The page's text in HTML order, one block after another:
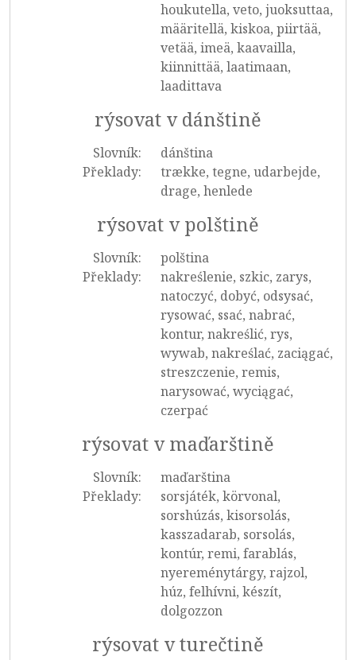
houkutella, veto, juoksuttaa,
määritellä, kiskoa, piirtää,
vetää, imeä, kaavailla,
kiinnittää, laatimaan,
laadittava
rýsovat v dánštině
Slovník:
dánština
Překlady:
trække, tegne, udarbejde,
drage, henlede
rýsovat v polštině
Slovník:
polština
Překlady:
nakreślenie, szkic, zarys,
natoczyć, dobyć, odsysać,
rysować, ssać, nabrać,
kontur, nakreślić, rys,
wywab, nakreślać, zaciągać,
streszczenie, remis,
narysować, wyciągać,
czerpać
rýsovat v maďarštině
Slovník:
maďarština
Překlady:
sorsjáték, körvonal,
sorshúzás, kisorsolás,
kasszadarab, sorsolás,
kontúr, remi, farablás,
nyereménytárgy, rajzol,
húz, felhívni, készít,
dolgozzon
rýsovat v turečtině